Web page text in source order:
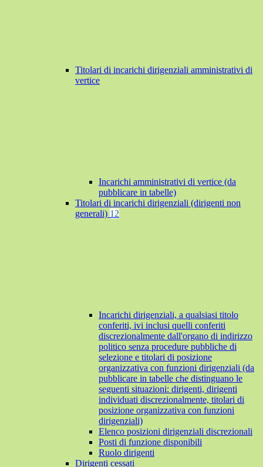
Titolari di incarichi dirigenziali amministrativi di
vertice
Incarichi amministrativi di vertice (da
pubblicare in tabelle)
Titolari di incarichi dirigenziali (dirigenti non
generali) 12
Incarichi dirigenziali, a qualsiasi titolo
conferiti, ivi inclusi quelli conferiti
discrezionalmente dall'organo di indirizzo
politico senza procedure pubbliche di
selezione e titolari di posizione
organizzativa con funzioni dirigenziali (da
pubblicare in tabelle che distinguano le
seguenti situazioni: dirigenti, dirigenti
individuati discrezionalmente, titolari di
posizione organizzativa con funzioni
dirigenziali)
Elenco posizioni dirigenziali discrezionali
Posti di funzione disponibili
Ruolo dirigenti
Dirigenti cessati